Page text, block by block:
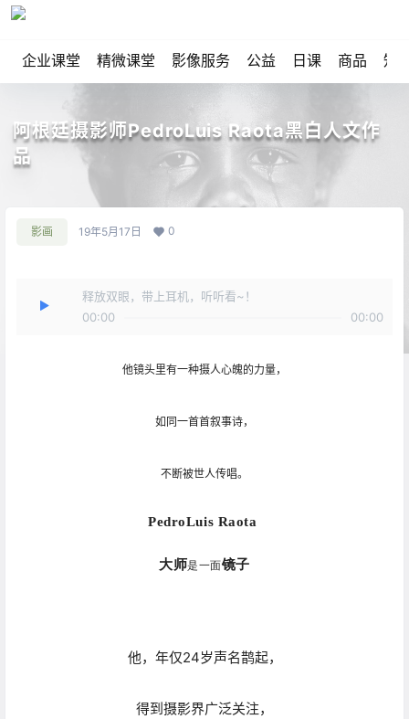
企业课堂 精微课堂 影像服务 公益 日课 商品 知
阿根廷摄影师PedroLuis Raota黑白人文作
品
影画 19年5月17日 0
释放双眼，带上耳机，听听看~！
00:00
00:00
他镜头里有一种摄人心魄的力量，
如同一首首叙事诗，
不断被世人传唱。
PedroLuis Raota
大师是一面镜子
他，年仅24岁声名鹊起，
得到摄影界广泛关注，